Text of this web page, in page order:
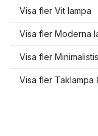
Visa fler Vit lampa
Visa fler Moderna
Visa fler
Visa fler Taklampa